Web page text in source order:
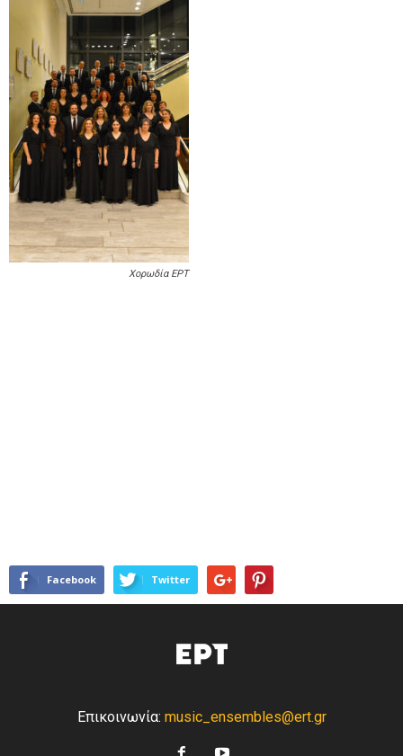
Χορωδία ΕΡΤ
Facebook Twitter
Επικοινωνία: music_ensembles@ert.gr